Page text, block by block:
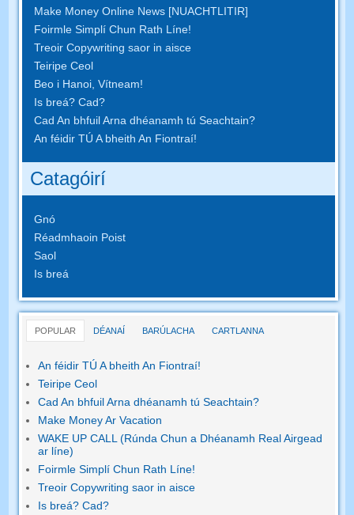
Make Money Online News [NUACHTLITIR]
Foirmle Simplí Chun Rath Líne!
Treoir Copywriting saor in aisce
Teiripe Ceol
Beo i Hanoi, Vítneam!
Is breá? Cad?
Cad An bhfuil Arna dhéanamh tú Seachtain?
An féidir TÚ A bheith An Fiontraí!
Catagóirí
Gnó
Réadmhaoin Poist
Saol
Is breá
POPULAR DÉANAÍ BARÚLACHA CARTLANNA
An féidir TÚ A bheith An Fiontraí!
Teiripe Ceol
Cad An bhfuil Arna dhéanamh tú Seachtain?
Make Money Ar Vacation
WAKE UP CALL (Rúnda Chun a Dhéanamh Real Airgead
ar líne)
Foirmle Simplí Chun Rath Líne!
Treoir Copywriting saor in aisce
Is breá? Cad?